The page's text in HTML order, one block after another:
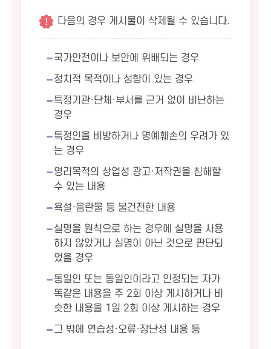
다음의 경우 게시물이 삭제될 수 있습니다.
국가안전이나 보안에 위배되는 경우
정치적 목적이나 성향이 있는 경우
특정기관·단체·부서를 근거 없이 비난하는
경우
특정인을 비방하거나 명예훼손의 우려가 있
는 경우
영리목적의 상업성 광고·저작권을 침해할
수 있는 내용
욕설·음란물 등 불건전한 내용
실명을 원칙으로 하는 경우에 실명을 사용
하지 않았거나 실명이 아닌 것으로 판단되
었을 경우
동일인 또는 동일인이라고 인정되는 자가
똑같은 내용을 주 2회 이상 게시하거나 비
슷한 내용을 1일 2회 이상 게시하는 경우
그 밖에 연습성·오류·장난성 내용 등